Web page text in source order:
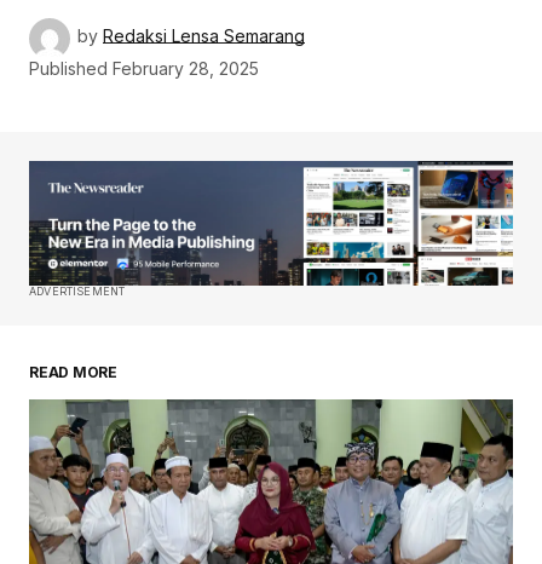
by Redaksi Lensa Semarang
Published February 28, 2025
ADVERTISEMENT
READ MORE